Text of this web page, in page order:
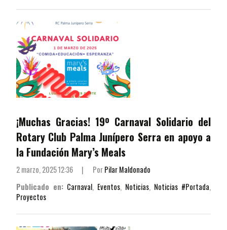
¡Muchas Gracias! 19º Carnaval Solidario del
Rotary Club Palma Junípero Serra en apoyo a
la Fundación Mary’s Meals
2 marzo, 2025 12:36 | PorPilar Maldonado
Publicado en: Carnaval, Eventos, Noticias, Noticias #Portada,
Proyectos